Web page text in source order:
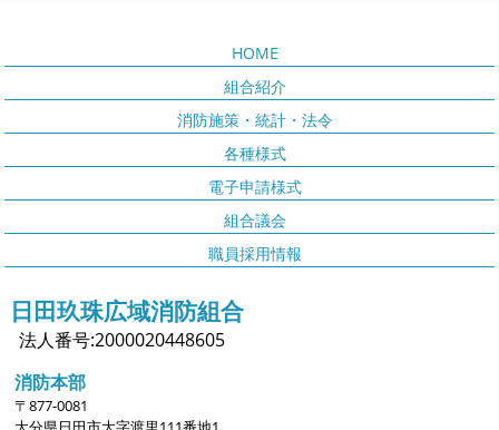
HOME
組合紹介
消防施策・統計・法令
各種様式
電子申請様式
組合議会
職員採用情報
日田玖珠広域消防組合
法人番号:2000020448605
消防本部
〒877-0081